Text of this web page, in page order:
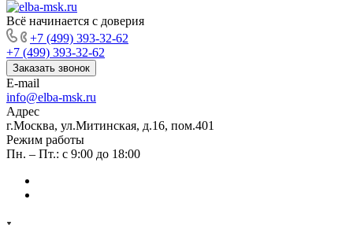
Всё начинается с доверия
+7 (499) 393-32-62
+7 (499) 393-32-62
Заказать звонок
E-mail
info@elba-msk.ru
Адрес
г.Москва, ул.Митинская, д.16, пом.401
Режим работы
Пн. – Пт.: с 9:00 до 18:00